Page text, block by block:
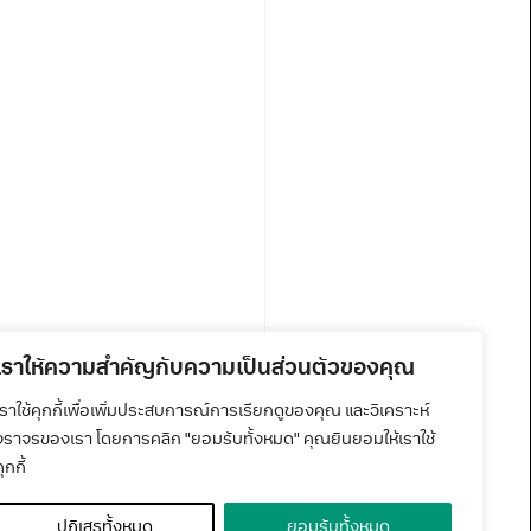
ราให้ความสำคัญกับความเป็นส่วนตัวของคุณ
ราใช้คุกกี้เพื่อเพิ่มประสบการณ์การเรียกดูของคุณ และวิเคราะห์
ราจรของเรา โดยการคลิก "ยอมรับทั้งหมด" คุณยินยอมให้เราใช้
กกี้